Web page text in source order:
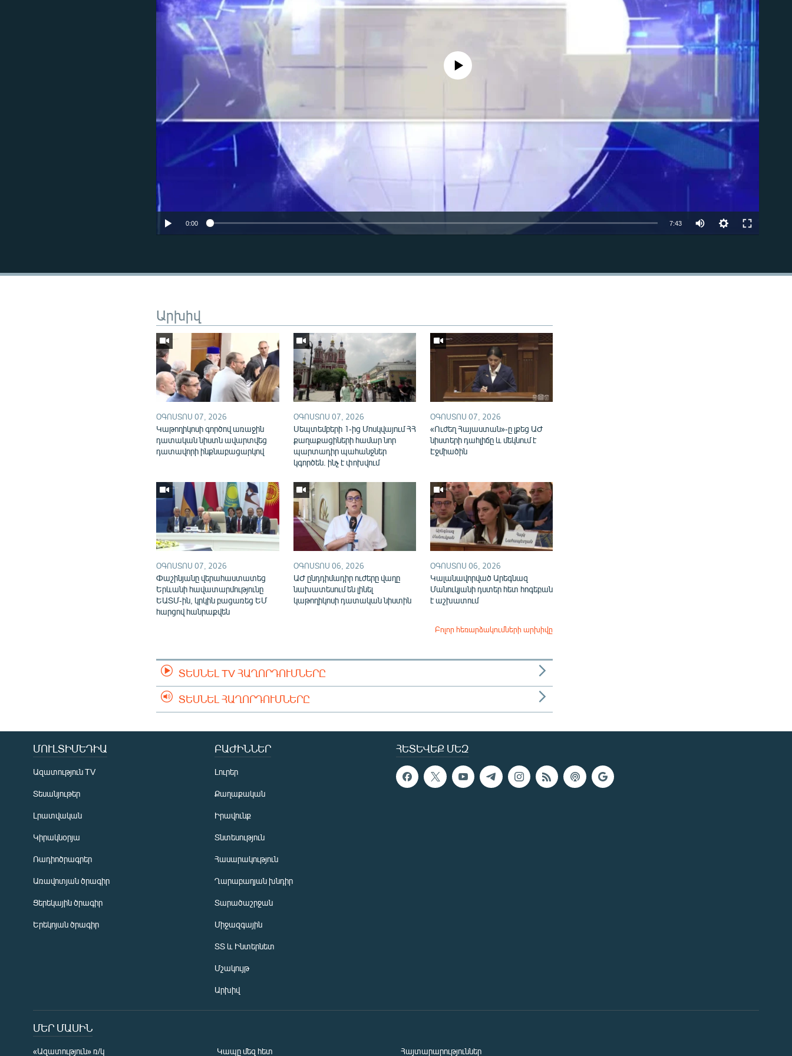
No media source currently available
0:00 7:43
Արխիվ
ՕԳՈՍՏՈՍ 07, 2026
Կաթողիկոսի գործով առաջին
դատական նիստն ավարտվեց
դատավորի ինքնաբացարկով
ՕԳՈՍՏՈՍ 07, 2026
Սեպտեմբերի 1-ից Մոսկվայում ՀՀ
քաղաքացիների համար նոր
պարտադիր պահանջներ
կգործեն. ինչ է փոխվում
ՕԳՈՍՏՈՍ 07, 2026
«Ուժեղ Հայաստան»-ը լքեց ԱԺ
նիստերի դահլիճը և մեկնում է
Էջմիածին
ՕԳՈՍՏՈՍ 07, 2026
Փաշինյանը վերահաստատեց
Երևանի հավատարմությունը
ԵԱՏՄ-ին, կրկին բացառեց ԵՄ
հարցով հանրաքվեն
ՕԳՈՍՏՈՍ 06, 2026
ԱԺ ընդդիմադիր ուժերը վաղը
նախատեսում են լինել
կաթողիկոսի դատական նիստին
ՕԳՈՍՏՈՍ 06, 2026
Կալանավորված Արեգնազ
Մանուկյանի դստեր հետ հոգեբան
է աշխատում
Բոլոր հեռարձակումների արխիվը
ՏԵՍՆԵԼ TV ՀԱՂՈՐԴՈՒՄՆԵՐԸ
ՏԵՍՆԵԼ ՀԱՂՈՐԴՈՒՄՆԵՐԸ
ՀԵՏԵՎԵՔ ՄԵԶ
ՄՈՒԼՏԻՄԵԴԻԱ
Ազատություն TV
Տեսանյութեր
Լրատվական
Կիրակնօրյա
Ռադիոծրագրեր
Առավոտյան ծրագիր
Ցերեկային ծրագիր
Երեկոյան ծրագիր
ԲԱԺԻՆՆԵՐ
Լուրեր
Քաղաքական
Իրավունք
Տնտեսություն
Հասարակություն
Ղարաբաղյան խնդիր
Տարածաշրջան
Միջազգային
ՏՏ և Ինտերնետ
Մշակույթ
Արխիվ
ՄԵՐ ՄԱՍԻՆ
«Ազատություն» ռ/կ Կապը մեզ հետ Հայտարարություններ